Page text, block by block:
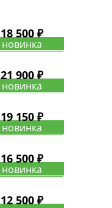
18 500 ₽
21 900 ₽
19 150 ₽
16 500 ₽
12 500 ₽